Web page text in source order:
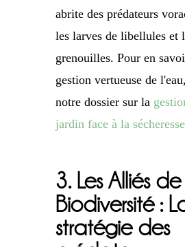
abrite des prédateurs
les larves de libellules et
grenouilles. Pour en
gestion vertueuse de
notre dossier sur la
jardin face à la sécheresse
3. Les Alliés
Biodiversité :
stratégie des